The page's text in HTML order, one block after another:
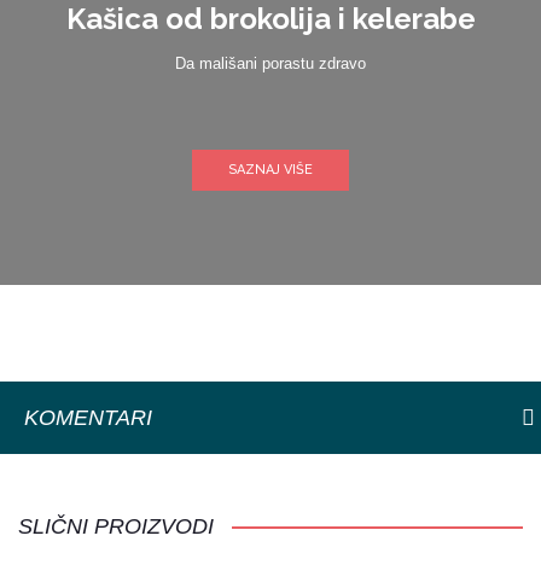
Kašica od brokolija i kelerabe
Da mališani porastu zdravo
SAZNAJ VIŠE
KOMENTARI
SLIČNI PROIZVODI